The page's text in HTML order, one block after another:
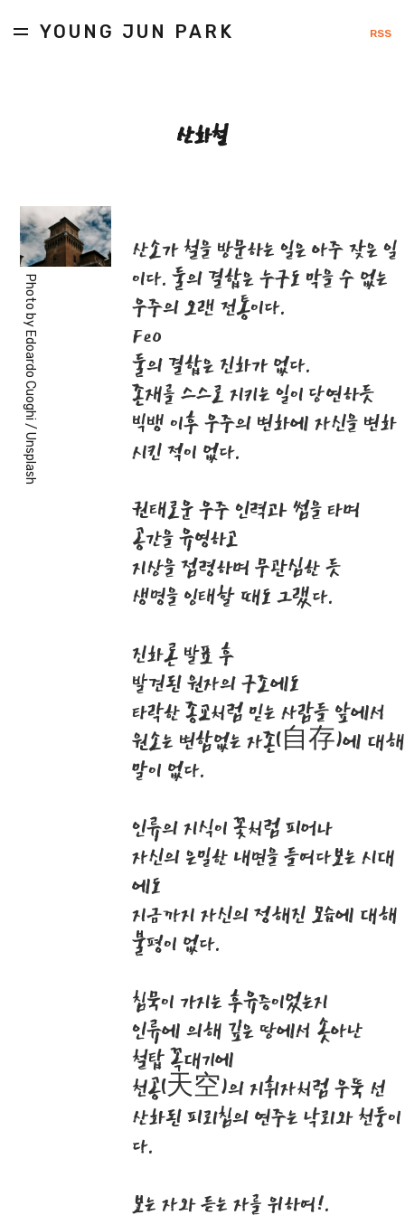
YOUNG JUN PARK RSS
산화철
Photo by
Edoardo Cuoghi
/
Unsplash
산소가 철을 방문하는 일은 아주 잦은 일
이다. 둘의 결합은 누구도 막을 수 없는
우주의 오랜 전통이다.
FeO
둘의 결합은 진화가 없다.
존재를 스스로 지키는 일이 당연하듯
빅뱅 이후 우주의 변화에 자신을 변화
시킨 적이 없다.
권태로운 우주 인력과 썸을 타며
공간을 유영하고
지상을 점령하며 무관심한 듯
생명을 잉태할 때도 그랬다.
진화론 발표 후
발견된 원자의 구조에도
타락한 종교처럼 믿는 사람들 앞에서
원소는 변함없는 자존(自存)에 대해
말이 없다.
인류의 지식이 꽃처럼 피어나
자신의 은밀한 내면을 들여다보는 시대
에도
지금까지 자신의 정해진 모습에 대해
불평이 없다.
침묵이 가지는 후유증이었는지
인류에 의해 깊은 땅에서 솟아난
철탑 꼭대기에
천공(天空)의 지휘자처럼 우뚝 선
산화된 피뢰침의 연주는 낙뢰와 천둥이
다.
보는 자와 듣는 자를 위하여!.